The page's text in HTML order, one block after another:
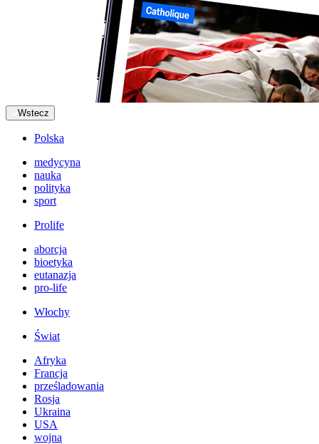
Wstecz
Polska
medycyna
nauka
polityka
sport
Prolife
aborcja
bioetyka
eutanazja
pro-life
Włochy
Świat
Afryka
Francja
prześladowania
Rosja
Ukraina
USA
wojna